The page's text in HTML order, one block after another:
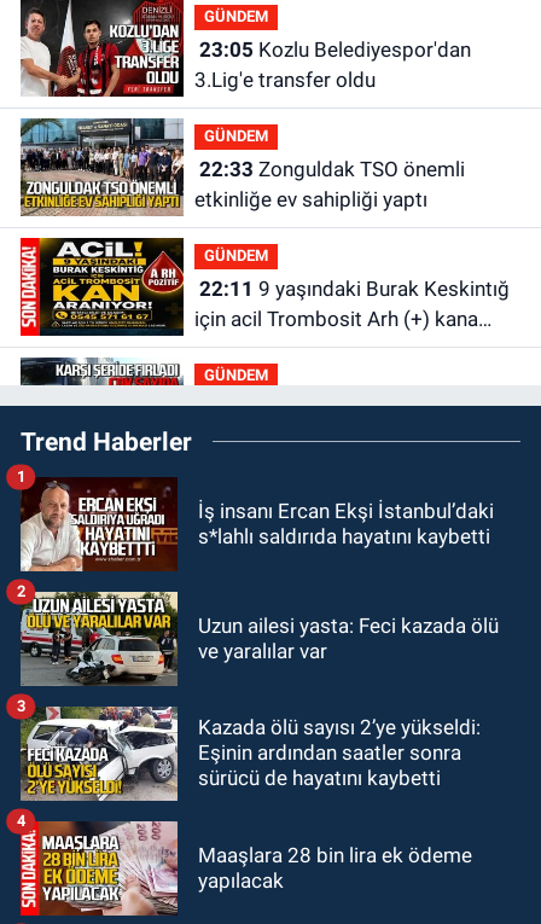
GÜNDEM
23:05
3.Lig'e transfer oldu
GÜNDEM
22:33
etkinliğe ev sahipliği yaptı
GÜNDEM
22:11
için acil Trombosit Arh (+) kana
ihtiyaç var
GÜNDEM
21:50Yoldan çıktı karşı şeride
fırladı: Çok sayıda yaralı var
21:38Ercüment Ünal'dan acık
haber geldi: Ameliyata dayanamadı
21:12Yönetim kulübü önce borç
GÜNDEM
20:56
adam hayatını kaybetti
Trend Haberler
İş insanı Ercan Ekşi İstanbul’daki
s*lahlı saldırıda hayatını kaybetti
1
Uzun ailesi yasta: Feci kazada ölü
ve yaralılar var
2
Kazada ölü sayısı 2’ye yükseldi:
Eşinin ardından saatler sonra
sürücü de hayatını kaybetti
3
Maaşlara 28 bin lira ek ödeme
yapılacak
4